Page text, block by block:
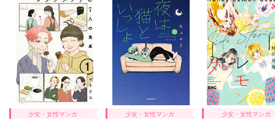
509円 (税込)
カート
試し読み
あらすじを表示する
Comic ZERO-SUM (コミック ゼロサム) 2024年12月号[雑誌]
509円 (税込)
カート
少女・女性マンガ 少女・女性マンガ 少女・女性マンガ